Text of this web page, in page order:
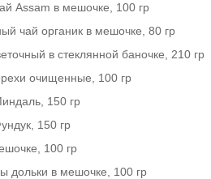
Assam в мешочке, 100 гр
чай органик в мешочке, 80 гр
в стеклянной баночке, 210 гр
очищенные, 100 гр
150 гр
150 гр
100 гр
дольки в мешочке, 100 гр